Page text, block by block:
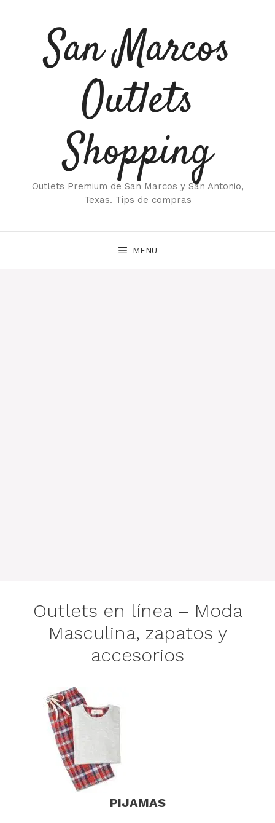
contenidoSan Marcos
Outlets
Shopping
Outlets Premium de San Marcos y San Antonio,
Texas. Tips de compras
MENU
Outlets en línea – Moda
Masculina, zapatos y
accesorios
PIJAMAS